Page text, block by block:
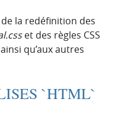
la redéfinition des
et des règles CSS
ainsi qu’aux autres
`HTML`